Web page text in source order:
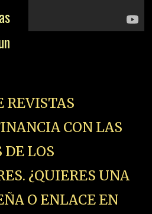
REVISTAS
CON LAS
DE LOS
¿QUIERES UNA
O ENLACE EN